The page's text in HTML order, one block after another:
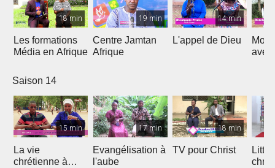
18 min
Les formations
Média en Afrique
19 min
Centre Jamtan
Afrique
14 min
L'appel de Dieu
Mon
avec
Saison 14
15 min
La vie
chrétienne à
17 min
Evangélisation à
l'aube
18 min
TV pour Christ